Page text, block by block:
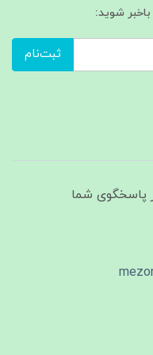
شوید:
ثبت‌نام
پاسخگوی شما